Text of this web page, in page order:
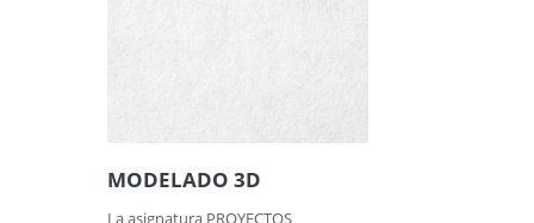
MODELADO 3D
La asignatura PROYECTOS